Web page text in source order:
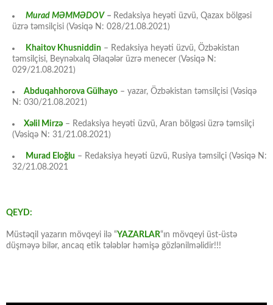
Murad MƏMMƏDOV – Redaksiya heyəti üzvü, Qazax bölgəsi
üzrə təmsilçisi (Vəsiqə N: 028/21.08.2021)
Khaitov Khusniddin – Redaksiya heyəti üzvü, Özbəkistan
təmsilçisi, Beynəlxalq Əlaqələr üzrə menecer (Vəsiqə N:
029/21.08.2021)
Abduqahhorova Gülhayo – yazar, Özbəkistan təmsilçisi (Vəsiqə
N: 030/21.08.2021)
Xəlil Mirzə – Redaksiya heyəti üzvü, Aran bölgəsi üzrə təmsilçi
(Vəsiqə N: 31/21.08.2021)
Murad Eloğlu – Redaksiya heyəti üzvü, Rusiya təmsilçi (Vəsiqə N:
32/21.08.2021
QEYD:
Müstəqil yazarın mövqeyi ilə “YAZARLAR“ın mövqeyi üst-üstə
düşməyə bilər, ancaq etik tələblər həmişə gözlənilməlidir!!!